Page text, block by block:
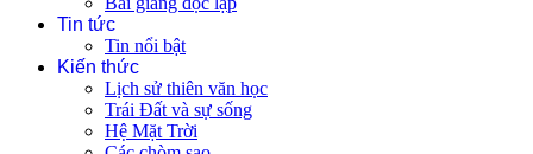
Tin tức
Tin nổi bật
Kiến thức
Lịch sử thiên văn học
Trái Đất và sự sống
Hệ Mặt Trời